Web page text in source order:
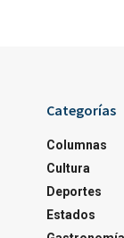
Categorías
Columnas
Cultura
Deportes
Estados